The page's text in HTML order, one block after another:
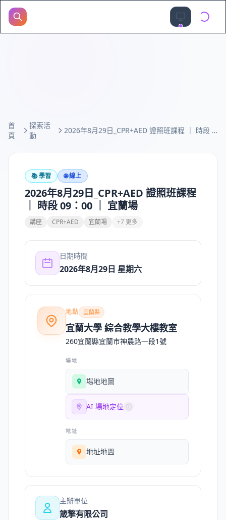
首
頁
探索活
動
2026年8月29日_CPR+AED 證照班課程 ｜ 時段 09：00 ｜ 宜蘭場
📚學習 🌐 線上
2026年8月29日_CPR+AED 證照班課程
｜ 時段 09：00 ｜ 宜蘭場
講座 CPR+AED 宜蘭場 +7 更多
日期時間
2026年8月29日 星期六
地點 宜蘭縣
宜蘭大學 綜合教學大樓教室
260宜蘭縣宜蘭市神農路一段1號
場地
場地地圖
AI 場地定位
地址
地址地圖
主辦單位
箴擎有限公司